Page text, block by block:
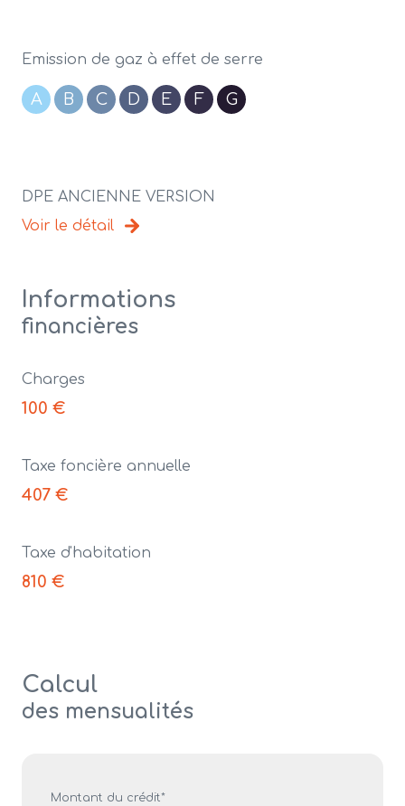
Emission de gaz à effet de serre
A B C D E F G
DPE ANCIENNE VERSION
Voir le détail
Informations
financières
Charges
100 €
Taxe foncière annuelle
407 €
Taxe d'habitation
810 €
Calcul
des mensualités
Montant du crédit*